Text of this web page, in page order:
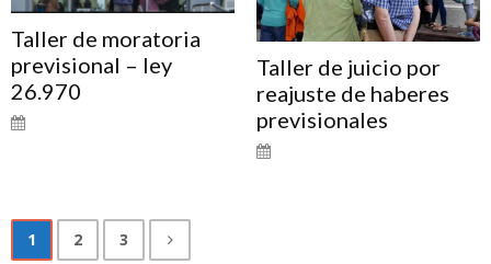
Taller de moratoria
previsional – ley
26.970
Taller de juicio por
reajuste de haberes
previsionales
1 2 3